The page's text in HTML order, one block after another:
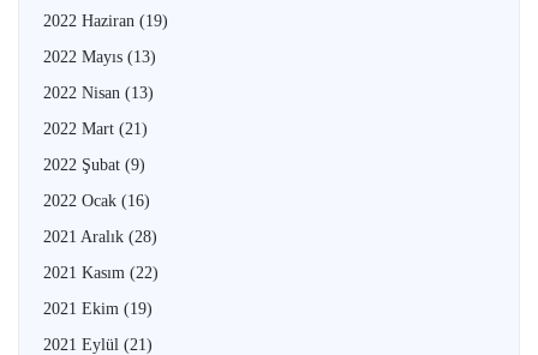
2022 Haziran (19)
2022 Mayıs (13)
2022 Nisan (13)
2022 Mart (21)
2022 Şubat (9)
2022 Ocak (16)
2021 Aralık (28)
2021 Kasım (22)
2021 Ekim (19)
2021 Eylül (21)